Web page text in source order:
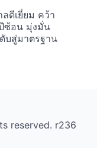
ดีเยี่ยม คว้า
ซ้อน มุ่งมั่น
บสู่มาตรฐาน
reserved. r236